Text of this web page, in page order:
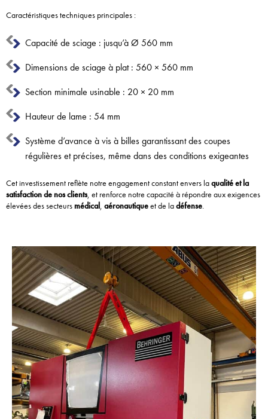
Caractéristiques techniques principales :
Capacité de sciage : jusqu’à Ø 560 mm
Dimensions de sciage à plat : 560 × 560 mm
Section minimale usinable : 20 × 20 mm
Hauteur de lame : 54 mm
Système d’avance à vis à billes garantissant des coupes
régulières et précises, même dans des conditions exigeantes
Cet investissement reflète notre engagement constant envers laqualité et la
satisfaction de nos clients, et renforce notre capacité à répondre aux exigences
élevées des secteursmédical, aéronautiqueet de ladéfense.